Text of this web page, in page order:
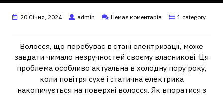
20 Січня, 2024 admin Немає коментарів 1 category
Волосся, що перебуває в стані електризації, може
завдати чимало незручностей своєму власникові. Ця
проблема особливо актуальна в холодну пору року,
коли повітря сухе і статична електрика
накопичується на поверхні волосся. Як впоратися з